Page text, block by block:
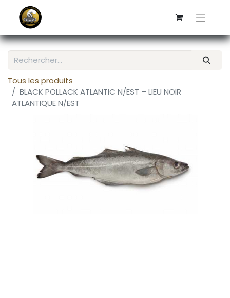
Tous les produits
BLACK POLLACK ATLANTIC N/EST – LIEU NOIR
ATLANTIQUE N/EST